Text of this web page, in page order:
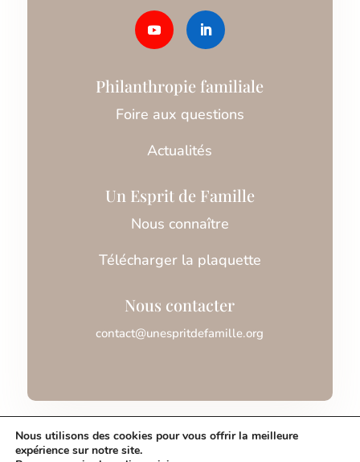
Philanthropie familiale
Foire aux questions
Actualités
Un Esprit de Famille
Nous connaître
Télécharger la plaquette
Nous contacter
contact@unespritdefamille.org
Nous utilisons des cookies pour vous offrir la meilleure
expérience sur notre site.